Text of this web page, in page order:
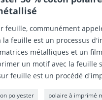
feuille, communément
la feuille est un processus
métalliques et un
un motif avec la
feuille est un procédé
polyester polaire à imprimé